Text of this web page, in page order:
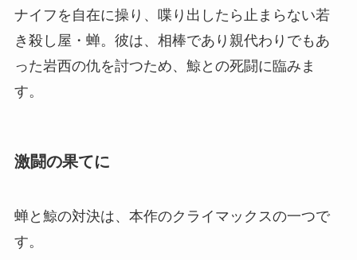
ナイフを自在に操り、喋り出したら止まらない若
き殺し屋・蝉。彼は、相棒であり親代わりでもあ
った岩西の仇を討つため、鯨との死闘に臨みま
す。
激闘の果てに
蝉と鯨の対決は、本作のクライマックスの一つで
す。